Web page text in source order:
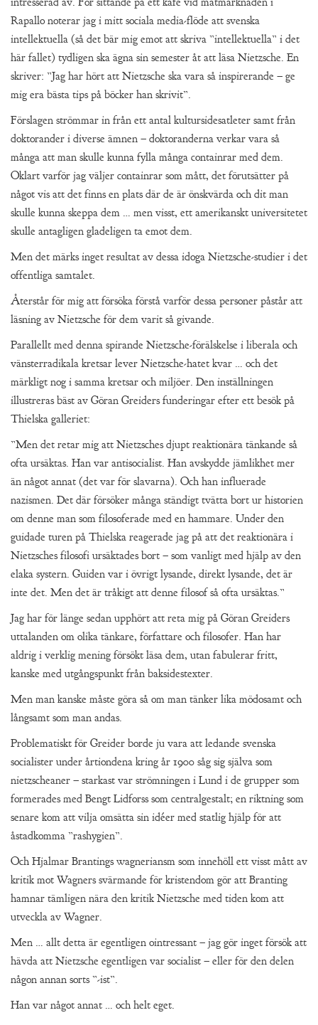
Rapallo noterar jag i mitt sociala media-flöde att svenska
intellektuella (så det bär mig emot att skriva ”intellektuella” i det
här fallet) tydligen ska ägna sin semester åt att läsa Nietzsche. En
skriver: ”Jag har hört att Nietzsche ska vara så inspirerande – ge
mig era bästa tips på böcker han skrivit”.
Förslagen strömmar in från ett antal kultursidesatleter samt från
doktorander i diverse ämnen – doktoranderna verkar vara så
många att man skulle kunna fylla många containrar med dem.
Oklart varför jag väljer containrar som mått, det förutsätter på
något vis att det finns en plats där de är önskvärda och dit man
skulle kunna skeppa dem … men visst, ett amerikanskt universitetet
skulle antagligen gladeligen ta emot dem.
Men det märks inget resultat av dessa idoga Nietzsche-studier i det
offentliga samtalet.
Återstår för mig att försöka förstå varför dessa personer påstår att
läsning av Nietzsche för dem varit så givande.
Parallellt med denna spirande Nietzsche-förälskelse i liberala och
vänsterradikala kretsar lever Nietzsche-hatet kvar … och det
märkligt nog i samma kretsar och miljöer. Den inställningen
illustreras bäst av Göran Greiders funderingar efter ett besök på
Thielska galleriet:
”Men det retar mig att Nietzsches djupt reaktionära tänkande så
ofta ursäktas. Han var antisocialist. Han avskydde jämlikhet mer
än något annat (det var för slavarna). Och han influerade
nazismen. Det där försöker många ständigt tvätta bort ur historien
om denne man som filosoferade med en hammare. Under den
guidade turen på Thielska reagerade jag på att det reaktionära i
Nietzsches filosofi ursäktades bort – som vanligt med hjälp av den
elaka systern. Guiden var i övrigt lysande, direkt lysande, det är
inte det. Men det är tråkigt att denne filosof så ofta ursäktas.”
Jag har för länge sedan upphört att reta mig på Göran Greiders
uttalanden om olika tänkare, författare och filosofer. Han har
aldrig i verklig mening försökt läsa dem, utan fabulerar fritt,
kanske med utgångspunkt från baksidestexter.
Men man kanske måste göra så om man tänker lika mödosamt och
långsamt som man andas.
Problematiskt för Greider borde ju vara att ledande svenska
socialister under årtiondena kring år 1900 såg sig själva som
nietzscheaner – starkast var strömningen i Lund i de grupper som
formerades med Bengt Lidforss som centralgestalt; en riktning som
senare kom att vilja omsätta sin idéer med statlig hjälp för att
åstadkomma ”rashygien”.
Och Hjalmar Brantings wagneriansm som innehöll ett visst mått av
kritik mot Wagners svärmande för kristendom gör att Branting
hamnar tämligen nära den kritik Nietzsche med tiden kom att
utveckla av Wagner.
Men … allt detta är egentligen ointressant – jag gör inget försök att
hävda att Nietzsche egentligen var socialist – eller för den delen
någon annan sorts ”-ist”.
Han var något annat … och helt eget.